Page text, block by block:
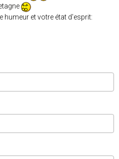
humeur et votre état d'esprit: